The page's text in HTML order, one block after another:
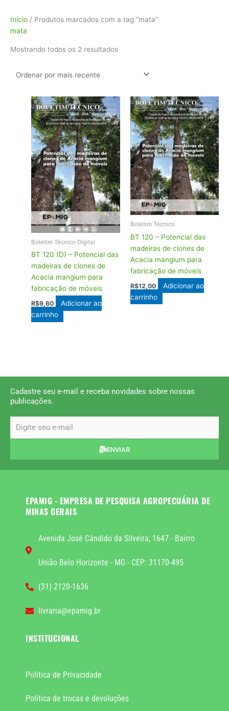
Início / Produtos marcados com a tag “mata”
mata
Mostrando todos os 2 resultados
Classificado
recente
Boletim Técnico Digital
BT 120 (D) – Potencial das
madeiras de clones de
Acacia mangium para
fabricação de móveis
R$9,60
Adicionar ao
carrinho
Boletim Técnico
BT 120 – Potencial das
madeiras de clones de
Acacia mangium para
fabricação de móveis
R$12,00
Adicionar ao
carrinho
Cadastre seu e-mail e receba novidades sobre nossas
publicações.
ENVIAR
EPAMIG - EMPRESA DE PESQUISA AGROPECUÁRIA DE
MINAS GERAIS
Avenida José Cândido da Silveira, 1647 - Bairro
União Belo Horizonte - MG - CEP: 31170-495
(31) 2120-1636
livraria@epamig.br
INSTITUCIONAL
Política de Privacidade
Política de trocas e devoluções